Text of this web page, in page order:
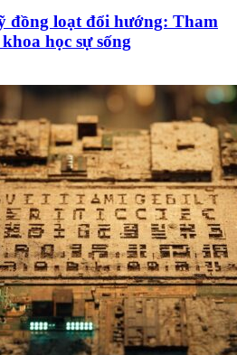
đồng loạt đổi hướng: Tham
học sự sống